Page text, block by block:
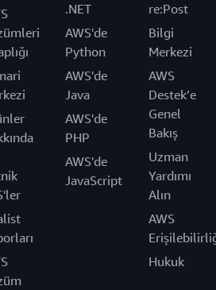
.NET
AWS'de
Python
AWS'de
Java
AWS'de
PHP
AWS'de
JavaScript
re:Post
Bilgi
Merkezi
AWS
Destek’e
Genel
Bakış
Uzman
Yardımı
Alın
AWS
Hukuk